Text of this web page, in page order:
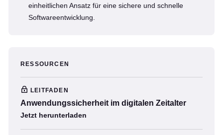
einheitlichen Ansatz für eine sichere und schnelle
Softwareentwicklung.
RESSOURCEN
LEITFADEN
Anwendungssicherheit im digitalen Zeitalter
Jetzt herunterladen